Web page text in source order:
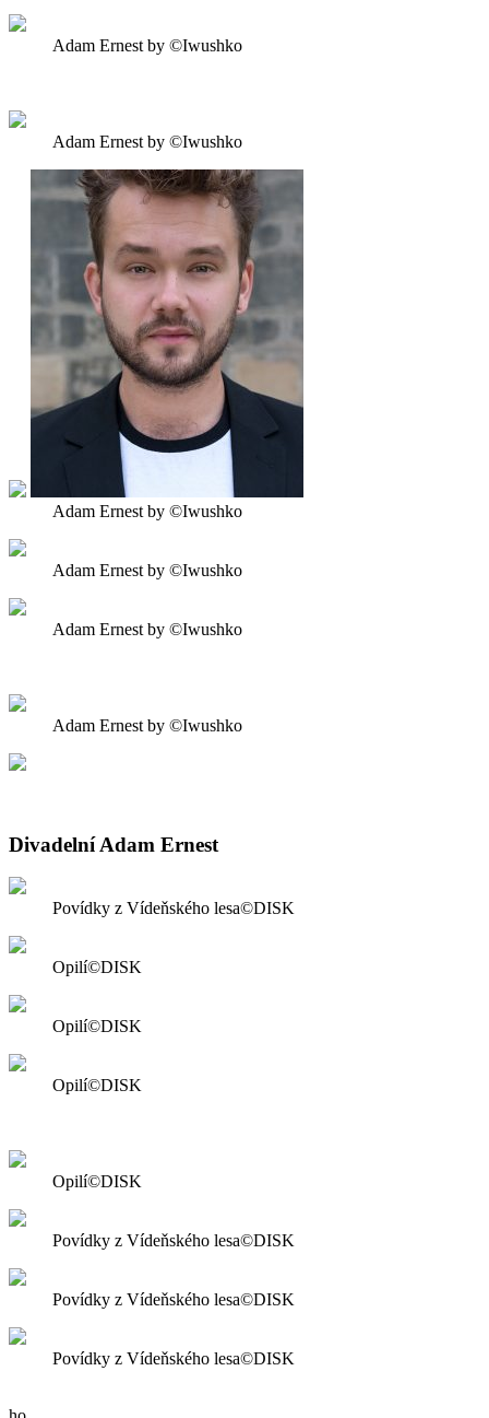
Adam Ernest by ©Iwushko
Adam Ernest by ©Iwushko
Adam Ernest by ©Iwushko
Adam Ernest by ©Iwushko
Adam Ernest by ©Iwushko
Adam Ernest by ©Iwushko
Divadelní Adam Ernest
Povídky z Vídeňského lesa©DISK
Opilí©DISK
Opilí©DISK
Opilí©DISK
Opilí©DISK
Povídky z Vídeňského lesa©DISK
Povídky z Vídeňského lesa©DISK
Povídky z Vídeňského lesa©DISK